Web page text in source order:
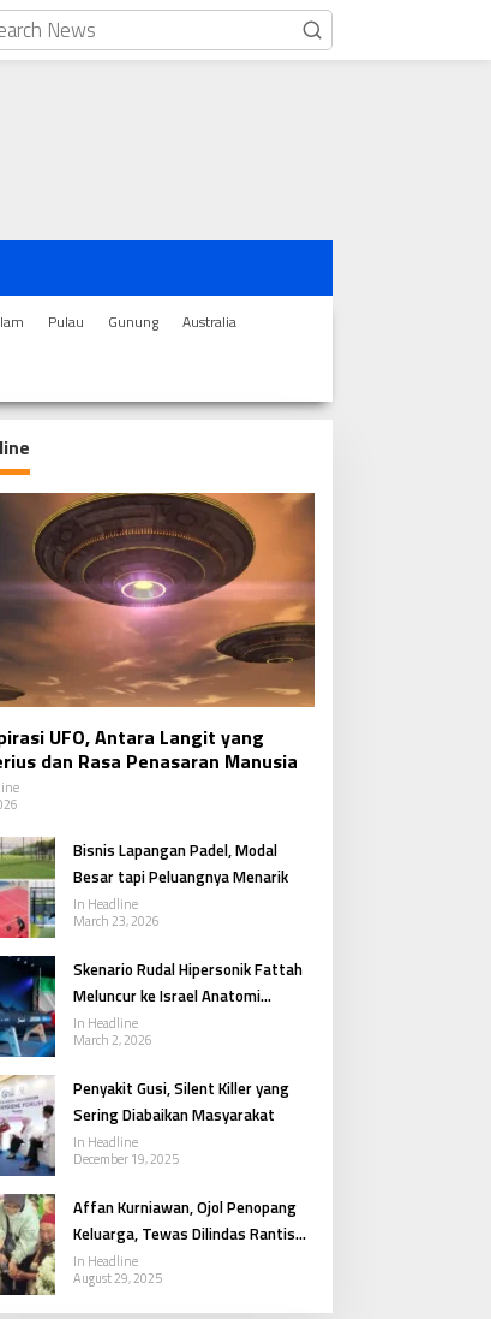
Pulau Gunung Australia
UFO, Antara Langit yang
dan Rasa Penasaran Manusia
Bisnis Lapangan Padel, Modal
Besar tapi Peluangnya Menarik
In Headline
March 23, 2026
Skenario Rudal Hipersonik Fattah
Meluncur ke Israel Anatomi
Respons Iran dalam Konflik Besar
In Headline
March 2, 2026
Penyakit Gusi, Silent Killer yang
Sering Diabaikan Masyarakat
In Headline
December 19, 2025
Affan Kurniawan, Ojol Penopang
Keluarga, Tewas Dilindas Rantis
Brimob
In Headline
August 29, 2025